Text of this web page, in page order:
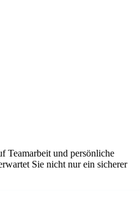
Teamarbeit und persönliche
Sie nicht nur ein sicherer